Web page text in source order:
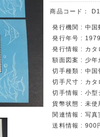
商品コード：
発行機関 : 中国
発行年号 :
発行情報 : カタ
額面図案 : 少年
切手種類 : 中国
切手尺寸 : カタ
切手情報 : 小型
貨幣状態 : 未使
関連情報 : 写真
送料情報 : 900